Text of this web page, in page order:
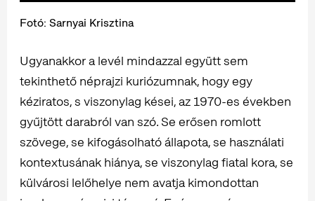
Fotó: Sarnyai Krisztina
Ugyanakkor a levél mindazzal együtt sem
tekinthető néprajzi kuriózumnak, hogy egy
kéziratos, s viszonylag kései, az 1970-es években
gyűjtött darabról van szó. Se erősen romlott
szövege, se kifogásolható állapota, se használati
kontextusának hiánya, se viszonylag fiatal kora, se
külvárosi lelőhelye nem avatja kimondottan